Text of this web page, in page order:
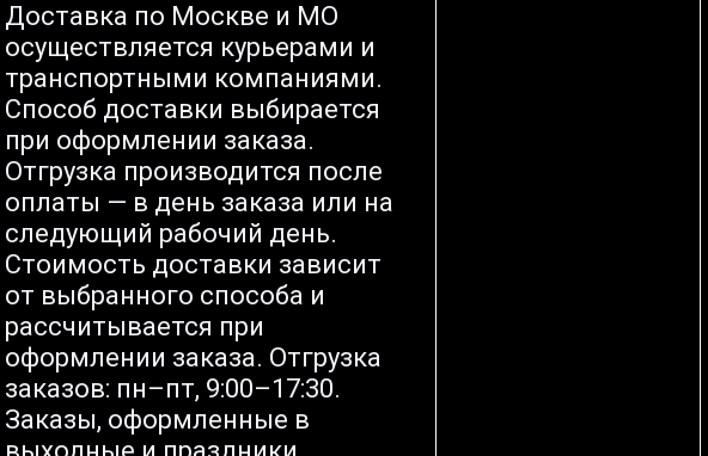
Доставка по Москве и МО
осуществляется курьерами и
транспортными компаниями.
Способ доставки выбирается
при оформлении заказа.
Отгрузка производится после
оплаты — в день заказа или на
следующий рабочий день.
Стоимость доставки зависит
от выбранного способа и
рассчитывается при
оформлении заказа. Отгрузка
заказов: пн–пт, 9:00–17:30.
Заказы, оформленные в